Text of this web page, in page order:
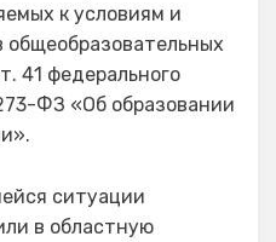
к условиям и
общеобразовательных
41 федерального
ФЗ «Об образовании
ситуации
в областную